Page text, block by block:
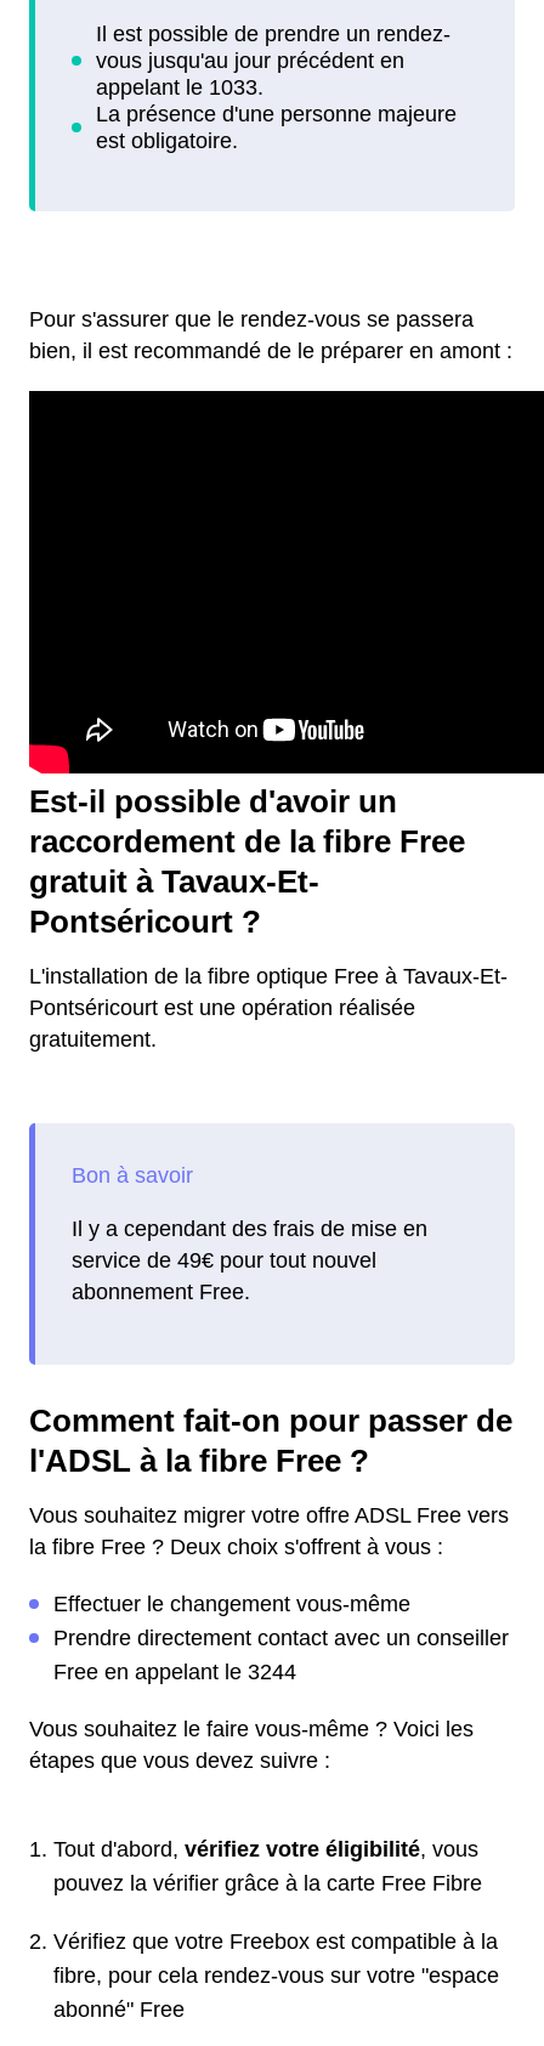
Pour s'assurer que le rendez-vous se passera
bien, il est recommandé de le préparer en amont :
Est-il possible d'avoir un
raccordement de la fibre Free
gratuit à Tavaux-Et-
Pontséricourt ?
L'installation de la fibre optique Free à Tavaux-Et-
Pontséricourt est une opération réalisée
gratuitement.
Il y a cependant des frais de mise en
service de 49€ pour tout nouvel
abonnement Free.
Comment fait-on pour passer de
l'ADSL à la fibre Free ?
Vous souhaitez migrer votre offre ADSL Free vers
la fibre Free ? Deux choix s'offrent à vous :
Effectuer le changement vous-même
Prendre directement contact avec un conseiller
Free en appelant le 3244
Vous souhaitez le faire vous-même ? Voici les
étapes que vous devez suivre :
Tout d'abord, vérifiez votre éligibilité, vous
pouvez la vérifier grâce à la carte Free Fibre
Vérifiez que votre Freebox est compatible à la
fibre, pour cela rendez-vous sur votre "espace
abonné" Free